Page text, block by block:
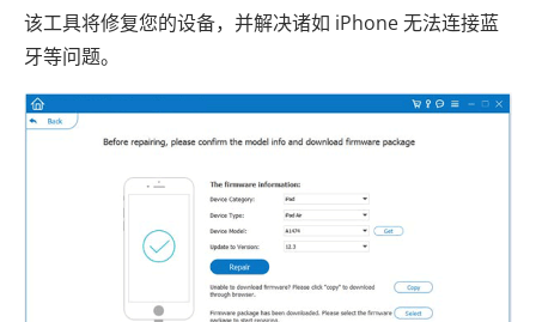
该工具将修复您的设备，并解决诸如 iPhone 无法连接蓝
牙等问题。